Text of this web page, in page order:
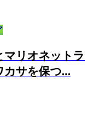
マリオネット
カサを保つ...